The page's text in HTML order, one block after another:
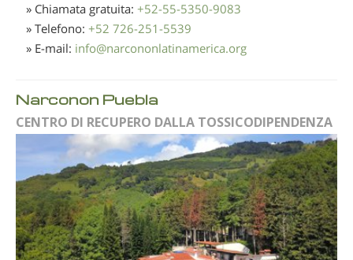
» Chiamata gratuita: +52-55-5350-9083
» Telefono: +52 726-251-5539
» E-mail: info@narcononlatinamerica.org
Narconon Puebla
CENTRO DI RECUPERO DALLA TOSSICODIPENDENZA